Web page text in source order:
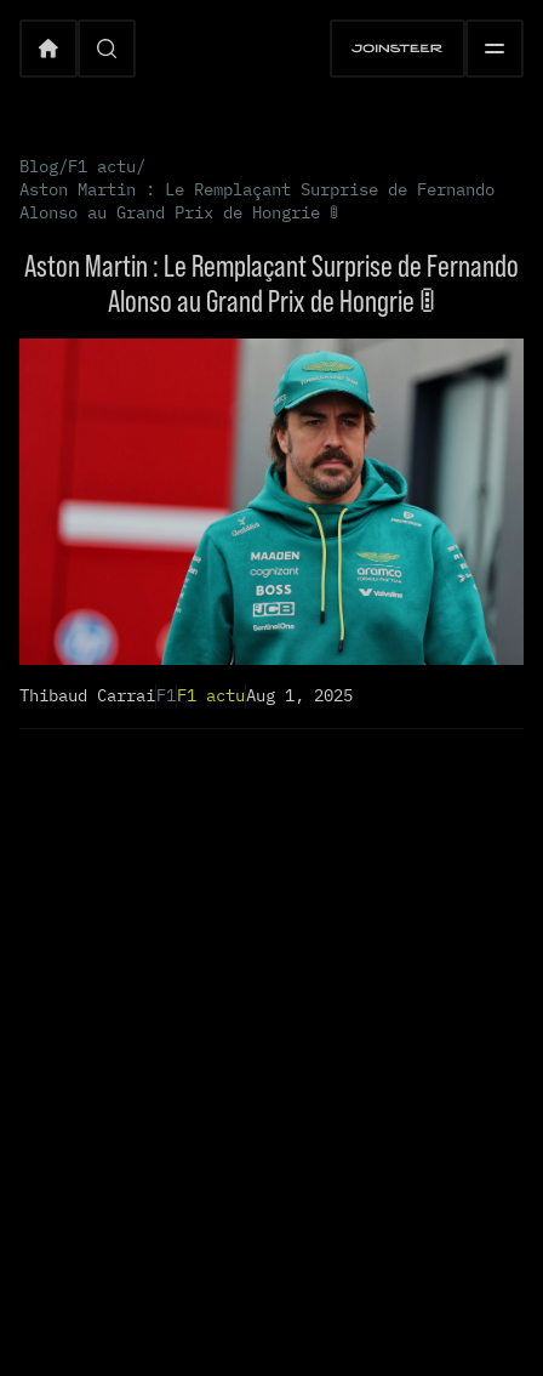
Blog/F1 actu/
Aston Martin : Le Remplaçant Surprise de Fernando
Alonso au Grand Prix de Hongrie 🚦
Aston Martin : Le Remplaçant Surprise de Fernando
Alonso au Grand Prix de Hongrie 🚦
Thibaud CarraiF1F1 actuAug 1, 2025